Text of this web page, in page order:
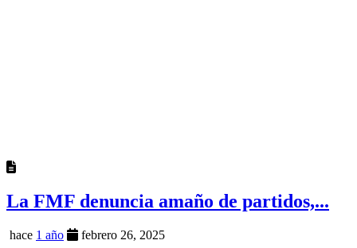
La FMF denuncia amaño de partidos,...
hace 1 año febrero 26, 2025